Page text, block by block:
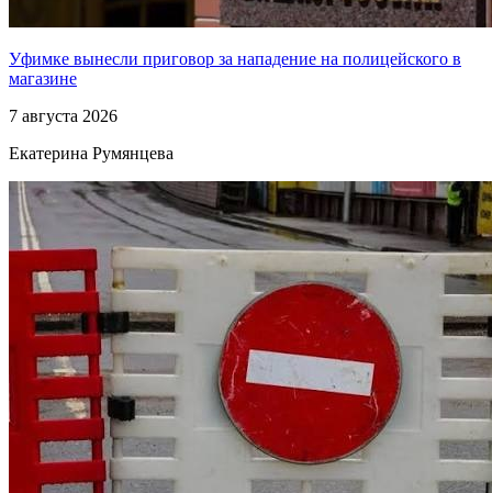
Уфимке вынесли приговор за нападение на полицейского в
магазине
7 августа 2026
Екатерина Румянцева